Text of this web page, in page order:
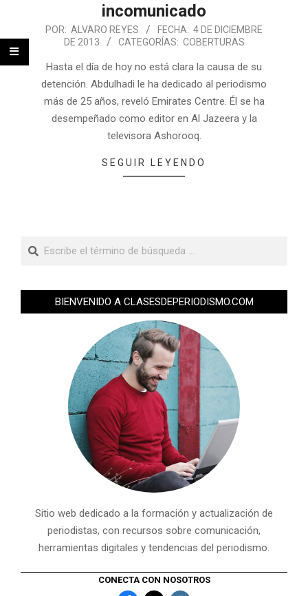
incomunicado
POR: ALVARO REYES FECHA: 4 DE DICIEMBRE
DE 2013
CATEGORÍAS: COBERTURAS
Hasta el día de hoy no está clara la causa de su
detención. Abdulhadi le ha dedicado al periodismo
más de 25 años, reveló Emirates Centre. Él se ha
desempeñado como editor en Al Jazeera y la
televisora Ashorooq.
SEGUIR LEYENDO
BIENVENIDO A CLASESDEPERIODISMO.COM
Sitio web dedicado a la formación y actualización de
periodistas, con recursos sobre comunicación,
herramientas digitales y tendencias del periodismo.
CONECTA CON NOSOTROS